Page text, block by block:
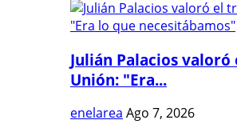
Julián Palacios
Unión: "Era...
enelarea Ago 7, 2026